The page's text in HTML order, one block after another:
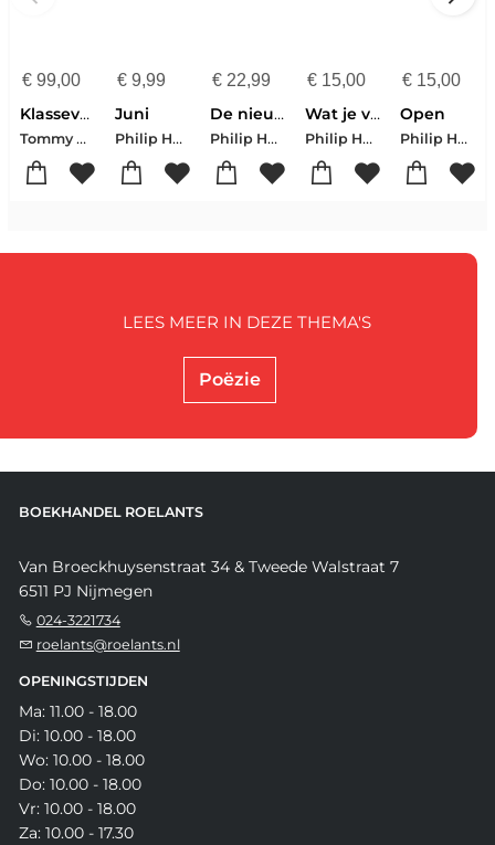
€99,00
Klasseverhalen 1
Tommy Wieringa-Philip Huff-Karin Amatmoekrim-Hanna Bervoets-Stella Bergsma-Sophie Stadhouders-Maartje Wortel-Rodaan Al Galidi-Alma Mathijsen-Daan Heerma van Voss
€9,99
Juni
Philip Huff
€ 22,99
De nieuwe gedichtenapotheek
Philip Huff
€ 15,00
Wat je van bloed weet
Philip Huff
€ 15,00
Open
Philip Huff
Poëzie
LEES MEER IN DEZE THEMA'S
BOEKHANDEL ROELANTS
Van Broeckhuysenstraat 34 & Tweede Walstraat 7
6511 PJ Nijmegen
024-3221734
roelants@roelants.nl
OPENINGSTIJDEN
Ma: 11.00 - 18.00
Di: 10.00 - 18.00
Wo: 10.00 - 18.00
Do: 10.00 - 18.00
Vr: 10.00 - 18.00
Za: 10.00 - 17.30